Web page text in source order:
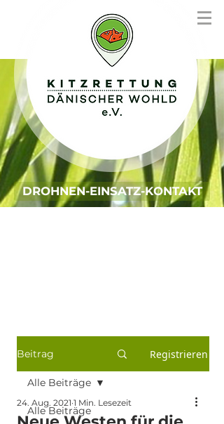
DROHNEN-EINSATZ-KONTAKT
Beitrag Registrieren
Alle Beiträge
Alle Beiträge
24. Aug. 2021 1 Min. Lesezeit